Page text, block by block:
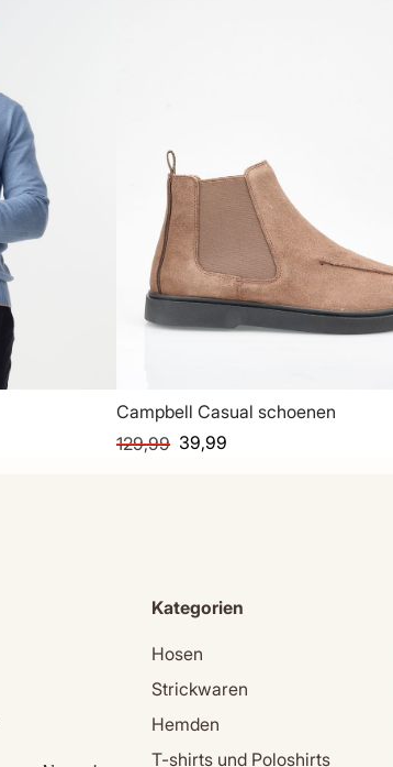
Campbell Casual schoenen
129,99 39,99
Kategorien
Hosen
Strickwaren
Hemden
T-shirts und Poloshirts